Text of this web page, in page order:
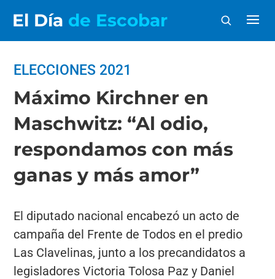
El Día de Escobar
ELECCIONES 2021
Máximo Kirchner en
Maschwitz: “Al odio,
respondamos con más
ganas y más amor”
El diputado nacional encabezó un acto de
campaña del Frente de Todos en el predio
Las Clavelinas, junto a los precandidatos a
legisladores Victoria Tolosa Paz y Daniel